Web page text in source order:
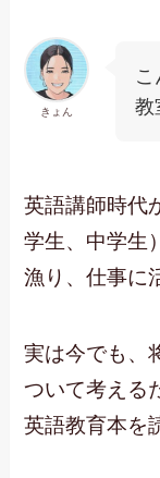
きょん
教
英語講師時代
学生、中学生
漁り、仕事に
実は今でも、
ついて考える
英語教育本を